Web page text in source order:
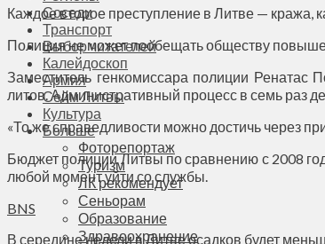
Соседи
Транспорт
Выбор читателей
Калейдоскоп
Армия
Сейм Литвы
Культура
Больше
Фоторепортаж
Туризм
ЛК рекомендует
Сеньорам
Образование
Здравоохранение
Каждое второе преступление в Литве — кража,
Полиция не может пообещать обществу
Заместитель генкомиссара полиции Ренатас
литов. Административный процесс в семь раз
«То же справедливости можно достичь через
Бюджет полиции Литвы по сравнению с 2008
любой момент уйти со службы.
BNS
В середине недели в Литве осадков будет